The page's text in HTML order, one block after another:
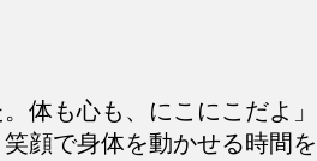
体も心も、にこにこだよ
顔で身体を動かせる時間